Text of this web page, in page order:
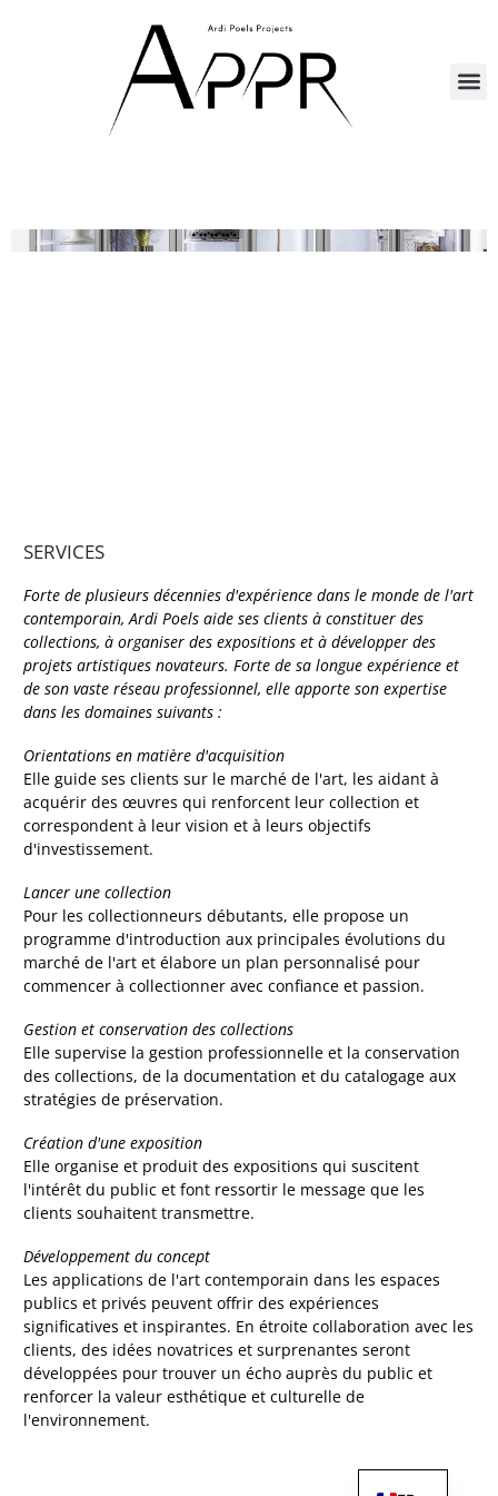
SERVICES
Forte de plusieurs décennies d'expérience dans le monde de l'art
contemporain, Ardi Poels aide ses clients à constituer des
collections, à organiser des expositions et à développer des
projets artistiques novateurs. Forte de sa longue expérience et
de son vaste réseau professionnel, elle apporte son expertise
dans les domaines suivants :
Orientations en matière d'acquisition
Elle guide ses clients sur le marché de l'art, les aidant à
acquérir des œuvres qui renforcent leur collection et
correspondent à leur vision et à leurs objectifs
d'investissement.
Lancer une collection
Pour les collectionneurs débutants, elle propose un
programme d'introduction aux principales évolutions du
marché de l'art et élabore un plan personnalisé pour
commencer à collectionner avec confiance et passion.
Gestion et conservation des collections
Elle supervise la gestion professionnelle et la conservation
des collections, de la documentation et du catalogage aux
stratégies de préservation.
Création d'une exposition
Elle organise et produit des expositions qui suscitent
l'intérêt du public et font ressortir le message que les
clients souhaitent transmettre.
Développement du concept
Les applications de l'art contemporain dans les espaces
publics et privés peuvent offrir des expériences
significatives et inspirantes. En étroite collaboration avec les
clients, des idées novatrices et surprenantes seront
développées pour trouver un écho auprès du public et
renforcer la valeur esthétique et culturelle de
l'environnement.